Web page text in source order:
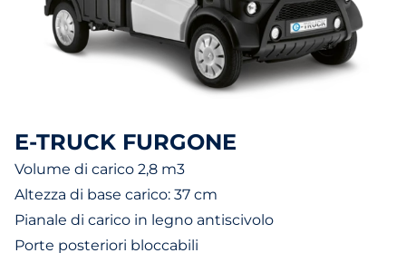
E-TRUCK FURGONE
Volume di carico 2,8 m3
Altezza di base carico: 37 cm
Pianale di carico in legno antiscivolo
Porte posteriori bloccabili